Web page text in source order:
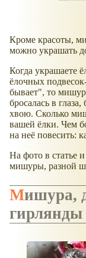
Кроме красоты,
можно украшать
Когда украшаете
ёлочных
бывает", то
бросалась в
хвою. Сколько
вашей ёлки. Чем
на неё повесить:
На фото в статье
мишуры, разной
Мишура, дождик, новогодние
гирлянды